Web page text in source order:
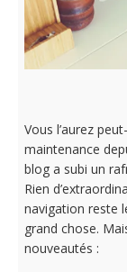
Vous l’aurez
maintenance
blog a subi un
Rien
navigation reste
grand chose.
nouveautés :